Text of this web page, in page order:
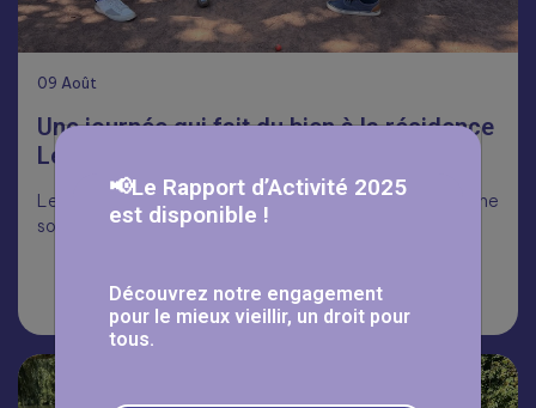
09 Août
Une journée qui fait du bien à la résidence
Les Myosotis☀️
Les seniors de la résidence Les Mysostis ont profité d’une
sortie au bord de l’Oise.
Lire la suite
📢Le Rapport d’Activité 2025
est disponible !
Découvrez notre engagement
pour le mieux vieillir, un droit pour
tous.